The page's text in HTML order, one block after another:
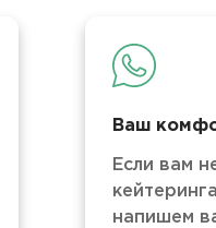
Ваш
Если вам
напишем